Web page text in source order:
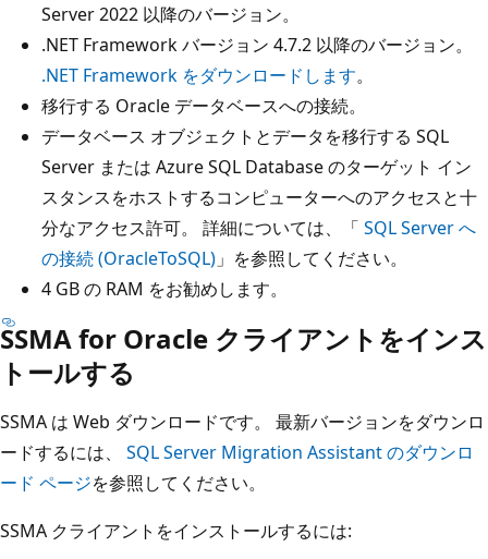
Server 2022 以降のバージョン。
.NET Framework バージョン 4.7.2 以降のバージョン。
.NET Framework をダウンロードします。
移行する Oracle データベースへの接続。
データベース オブジェクトとデータを移行する SQL
Server または Azure SQL Database のターゲット イン
スタンスをホストするコンピューターへのアクセスと十
分なアクセス許可。 詳細については、「 SQL Server へ
の接続 (OracleToSQL) 」を参照してください。
4 GB の RAM をお勧めします。
SSMA for Oracle クライアントをインス
トールする
SSMA は Web ダウンロードです。 最新バージョンをダウンロ
ードするには、 SQL Server Migration Assistant のダウンロ
ード ページを参照してください。
SSMA クライアントをインストールするには: